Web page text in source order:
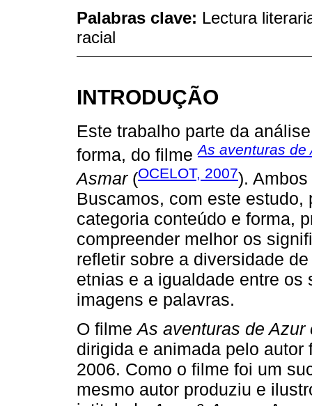
Palabras clave: Lectura
racial
INTRODUÇÃO
Este trabalho parte da
forma, do filmeAs aventuras de
Asmar(OCELOT, 2007).
Buscamos, com este
categoria conteúdo e forma,
compreender melhor os
refletir sobre a diversidade
etnias e a igualdade entre
imagens e palavras.
O filmeAs aventuras de Azur
dirigida e animada pelo
2006. Como o filme foi um
mesmo autor produziu e